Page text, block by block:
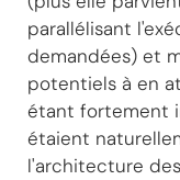
parallélisant
demandées) et
potentiels à en
étant fortement
étaient
l'architecture